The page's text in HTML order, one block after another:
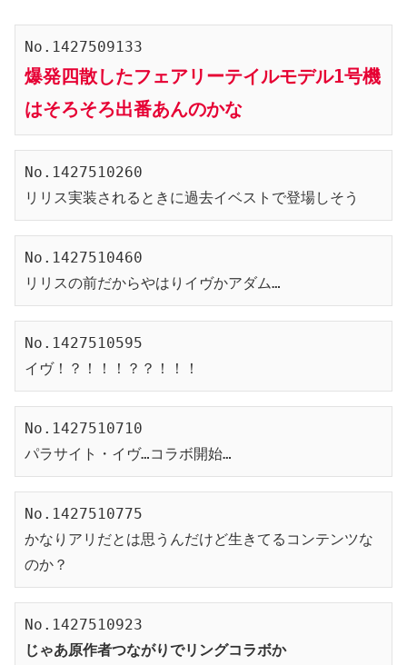
No.1427509133
爆発四散したフェアリーテイルモデル1号機
はそろそろ出番あんのかな
No.1427510260
リリス実装されるときに過去イベストで登場しそう
No.1427510460
リリスの前だからやはりイヴかアダム…
No.1427510595
イヴ！？！！！？？！！！
No.1427510710
パラサイト・イヴ…コラボ開始…
No.1427510775
かなりアリだとは思うんだけど生きてるコンテンツな
のか？
No.1427510923
じゃあ原作者つながりでリングコラボか